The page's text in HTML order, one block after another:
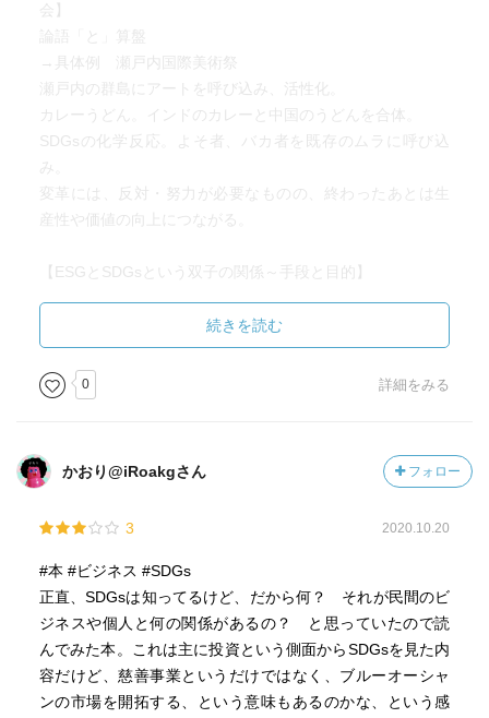
会】
論語「と」算盤
→具体例 瀬戸内国際美術祭
瀬戸内の群島にアートを呼び込み、活性化。
カレーうどん。インドのカレーと中国のうどんを合体。
SDGsの化学反応。よそ者、バカ者を既存のムラに呼び込
み。
変革には、反対・努力が必要なものの、終わったあとは生
産性や価値の向上につながる。
【ESGとSDGsという双子の関係～手段と目的】
長期的な経営を考えた際に、適応力を持っているかの判断
基準
ESGという判断基準によって、SDGsという目標を達成する
努力を求める時代になる。
「できる・できない」ではなく「やりたい・やりたくな
い」を軸とする。
【コモンズ投信～楽しくなければ投資じゃない！】
30年周期で経済の浮き沈み。
アメリカの文豪マーク・トウェインの言葉
「History does not report itself, but it does rhythm.」
Me＝私
We＝次の世代 子供や孫たち
続きを読む
0 詳細をみる
かおり@iRoakgさん フォロー
3 2020.10.20
#本 #ビジネス #SDGs
正直、SDGsは知ってるけど、だから何？ それが民間のビ
ジネスや個人と何の関係があるの？ と思っていたので読
んでみた本。これは主に投資という側面からSDGsを見た内
容だけど、慈善事業というだけではなく、ブルーオーシャ
ンの市場を開拓する、という意味もあるのかな、という感